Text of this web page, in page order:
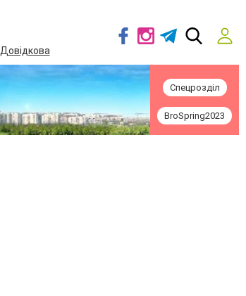
Довідкова
Спецрозділ
BroSpring2023